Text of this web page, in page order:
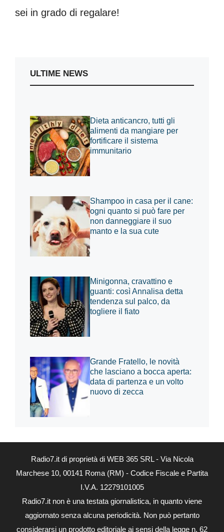
sei in grado di regalare!
ULTIME NEWS
Dieta anticancro, tutti gli
alimenti da mangiare per
fortificare il sistema
immunitario
Shampoo in casa per il cane:
ogni quanto si può fare per
non danneggiare il suo
manto e la sua cute
Minigonna, cravattino e
guanti: così Annalisa detta
tendenza sul palco, da
togliere il fiato
Grande Fratello, le novità
che lasciano a bocca aperta:
data di partenza e un volto
nuovo di zecca
Radio7.it di proprietà di WEB 365 SRL - Via Nicola
Marchese 10, 00141 Roma (RM) - Codice Fiscale e Partita
I.V.A. 12279101005
Radio7.it non è una testata giornalistica, in quanto viene
aggiornato senza alcuna periodicità. Non può pertanto
considerarsi un prodotto editoriale ai sensi della legge n. 62